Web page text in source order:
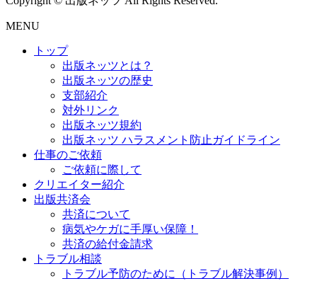
MENU
トップ
出版ネッツとは？
出版ネッツの歴史
支部紹介
対外リンク
出版ネッツ規約
出版ネッツ ハラスメント防止ガイドライン
仕事のご依頼
ご依頼に際して
クリエイター紹介
出版共済会
共済について
病気やケガに手厚い保障！
共済の給付金請求
トラブル相談
トラブル予防のために（トラブル解決事例）